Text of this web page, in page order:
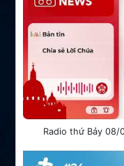
Radio thứ Bảy 08/